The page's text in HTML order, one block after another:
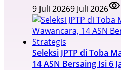
9 Juli 20269 Juli 2026
Seleksi JPTP di Toba
14 ASN Bersaing Isi 6